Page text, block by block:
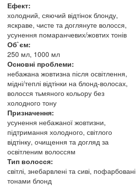
Ефект:
холодний, сяючий відтінок блонду,
яскраве, чисте та доглянуте волосся,
усунення помаранчевих/жовтих тонів
Об`єм:
250 мл, 1000 мл
Основні проблеми:
небажана жовтизна після освітлення,
мідні/теплі відтінки на блонд-волосах,
волосся тьмяного кольору без
холодного тону
Призначення:
усунення небажаної жовтизни,
підтримання холодного, світлого
відтінку, очищення та догляд за
освітленим волоссям
Тип волосся:
світлі, знебарвлені та сиві, пофарбовані
тонами блонд